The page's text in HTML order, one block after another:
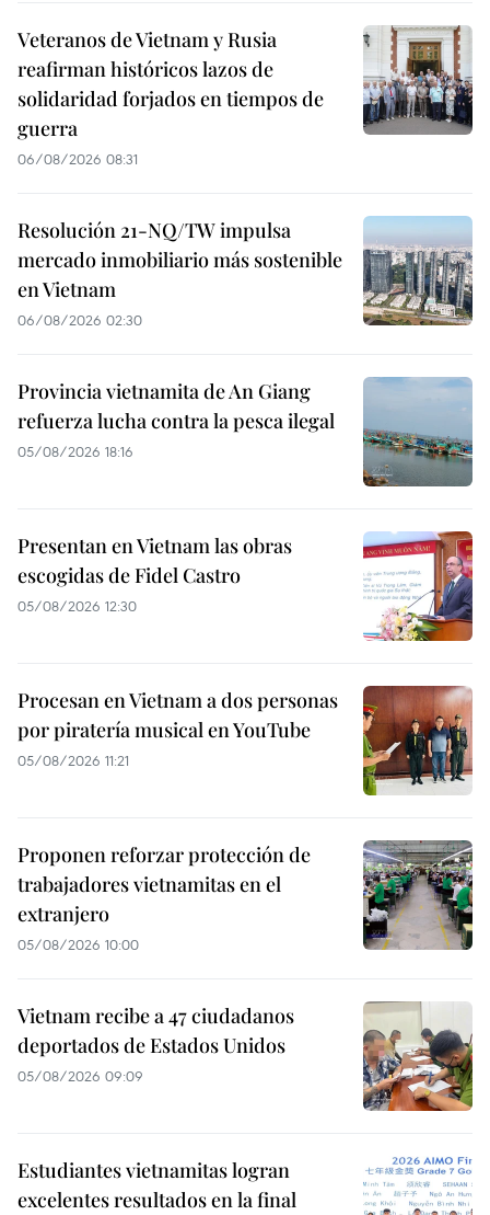
Veteranos de Vietnam y Rusia
reafirman históricos lazos de
solidaridad forjados en tiempos de
guerra
06/08/2026 08:31
Resolución 21-NQ/TW impulsa
mercado inmobiliario más sostenible
en Vietnam
06/08/2026 02:30
Provincia vietnamita de An Giang
refuerza lucha contra la pesca ilegal
05/08/2026 18:16
Presentan en Vietnam las obras
escogidas de Fidel Castro
05/08/2026 12:30
Procesan en Vietnam a dos personas
por piratería musical en YouTube
05/08/2026 11:21
Proponen reforzar protección de
trabajadores vietnamitas en el
extranjero
05/08/2026 10:00
Vietnam recibe a 47 ciudadanos
deportados de Estados Unidos
05/08/2026 09:09
Estudiantes vietnamitas logran
excelentes resultados en la final